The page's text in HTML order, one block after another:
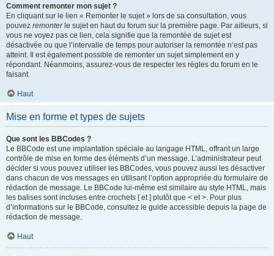
Comment remonter mon sujet ?
En cliquant sur le lien « Remonter le sujet » lors de sa consultation, vous
pouvez remonterle sujet en haut du forum sur la première page. Par ailleurs, si
vous ne voyez pas ce lien, cela signifie que la remontée de sujet est
désactivée ou que l’intervalle de temps pour autoriser la remontée n’est pas
atteint. Il est également possible de remonter un sujet simplement en y
répondant. Néanmoins, assurez-vous de respecter les règles du forum en le
faisant.
Haut
Mise en forme et types de sujets
Que sont les BBCodes ?
Le BBCode est une implantation spéciale au langage HTML, offrant un large
contrôle de mise en forme des éléments d’un message. L’administrateur peut
décider si vous pouvez utiliser les BBCodes, vous pouvez aussi les désactiver
dans chacun de vos messages en utilisant l’option appropriée du formulaire de
rédaction de message. Le BBCode lui-même est similaire au style HTML, mais
les balises sont incluses entre crochets [ et ] plutôt que < et >. Pour plus
d’informations sur le BBCode, consultez le guide accessible depuis la page de
rédaction de message.
Haut